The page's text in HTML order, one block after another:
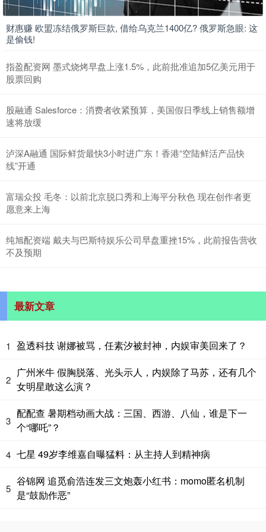
财惠赚 欧盟冻结俄罗斯巨款, 借给乌克兰1400亿? 俄罗斯急眼: 这
是偷钱!
指盈配资网 墨式烧烤早盘上涨1.5%，此前批准追加5亿美元用于
股票回购
股融通 Salesforce：消费者收紧预算，美国假日季线上销售额增
速将放缓
泸深A融通 国际鲜货最快3小时进广东！香港“空陆鲜活产品快
线”开通
富瑞众投 毛冬：以前北京脱口秀和上海平分秋色 现在创作者更
愿意来上海
纯旭配资端 戴夫与巴斯特娱乐公司早盘重挫15%，此前报告营收
不及预期
最新文章
1 盈透科技 谢娜被骂，任素汐被封神，内娱审美回来了？
2
广州米牛 假胸脱落、光头示人，内娱除了马苏，还有几个
女明星敢这么演？
3
配配查 暑期档动画大战：三国、西游、八仙，谁是下一
个“哪吒”？
4 七星 49岁李维嘉自曝猛料：从主持人到精神病
5
谷锦网 追觅俞浩连发三文炮轰小红书：momo匿名机制
是“鼓励作恶”